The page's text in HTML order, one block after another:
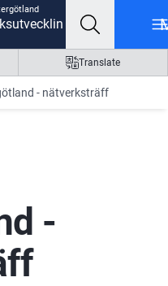
Translate
- nätverksträff
-